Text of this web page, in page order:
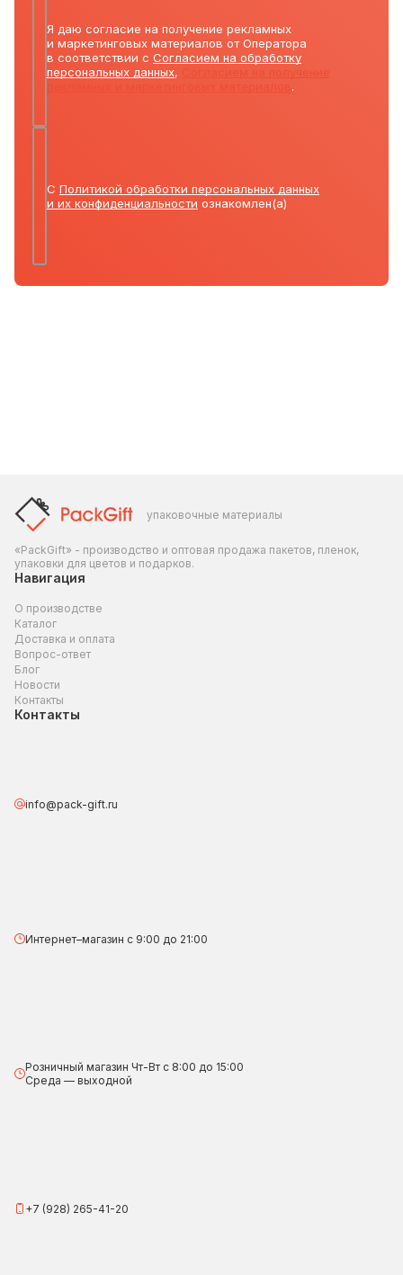
Я даю согласие на получение рекламных
и маркетинговых материалов от Оператора
в соответствии с Согласием на обработку
персональных данных,
.
С Политикой обработки персональных данных
и их конфиденциальности ознакомлен(а)
упаковочные материалы
«PackGift» - производство и оптовая продажа пакетов, пленок,
упаковки для цветов и подарков.
Навигация
О производстве
Каталог
Доставка и оплата
Вопрос-ответ
Блог
Новости
Контакты
Контакты
info@pack-gift.ru
Интернет–магазин с 9:00 до 21:00
Розничный магазин Чт-Вт с 8:00 до 15:00
Среда — выходной
+7 (928) 265-41-20